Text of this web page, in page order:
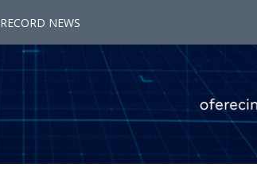
RECORD NEWS